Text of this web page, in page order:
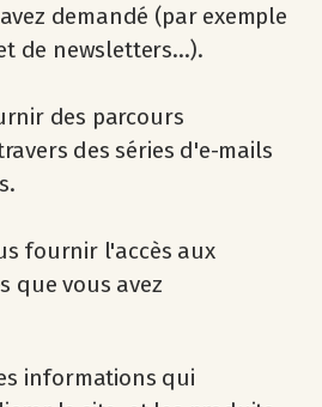
demandé (par exemple
de newsletters...).
des parcours
des séries d'e-mails
fournir l'accès aux
que vous avez
informations qui